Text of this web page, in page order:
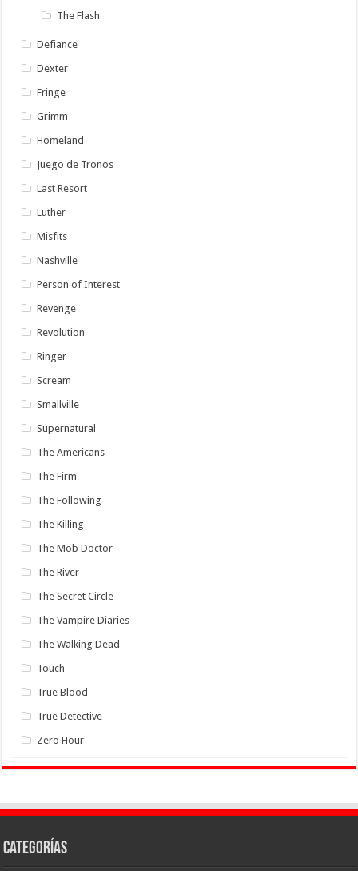
The Flash
Defiance
Dexter
Fringe
Grimm
Homeland
Juego de Tronos
Last Resort
Luther
Misfits
Nashville
Person of Interest
Revenge
Revolution
Ringer
Scream
Smallville
Supernatural
The Americans
The Firm
The Following
The Killing
The Mob Doctor
The River
The Secret Circle
The Vampire Diaries
The Walking Dead
Touch
True Blood
True Detective
Zero Hour
Categorías